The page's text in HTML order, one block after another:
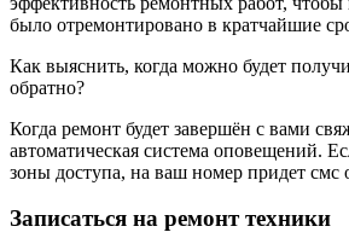
было отремонтировано в кратчайшие
Как выяснить, когда можно будет
обратно?
Когда ремонт будет завершён с вами
автоматическая система оповещений.
зоны доступа, на ваш номер придет смс
Записаться на ремонт техники